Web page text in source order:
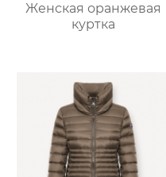
Женская оранжевая
куртка